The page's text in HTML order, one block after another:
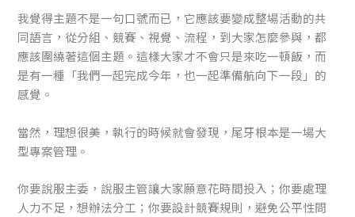
我覺得主題不是一句口號而已，它應該要變成整場活動的共
同語言，從分組、競賽、視覺、流程，到大家怎麼參與，都
應該圍繞著這個主題。這樣大家才不會只是來吃一頓飯，而
是有一種「我們一起完成今年，也一起準備航向下一段」的
感覺。
當然，理想很美，執行的時候就會發現，尾牙根本是一場大
型專案管理。
你要說服主委，說服主管讓大家願意花時間投入；你要處理
人力不足，想辦法分工；你要設計競賽規則，避免公平性問